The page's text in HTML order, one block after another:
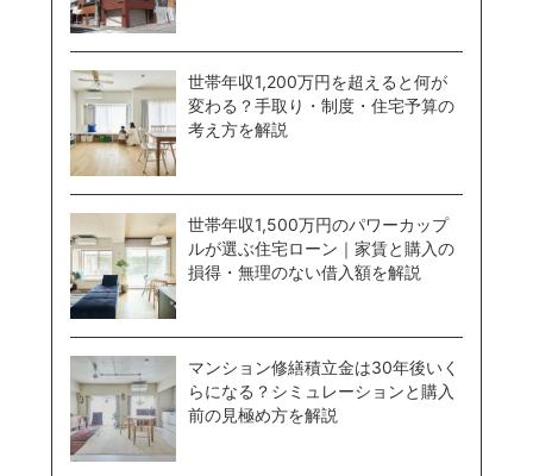
世帯年収1,200万円を超えると何が
変わる？手取り・制度・住宅予算の
考え方を解説
世帯年収1,500万円のパワーカップ
ルが選ぶ住宅ローン｜家賃と購入の
損得・無理のない借入額を解説
マンション修繕積立金は30年後いく
らになる？シミュレーションと購入
前の見極め方を解説